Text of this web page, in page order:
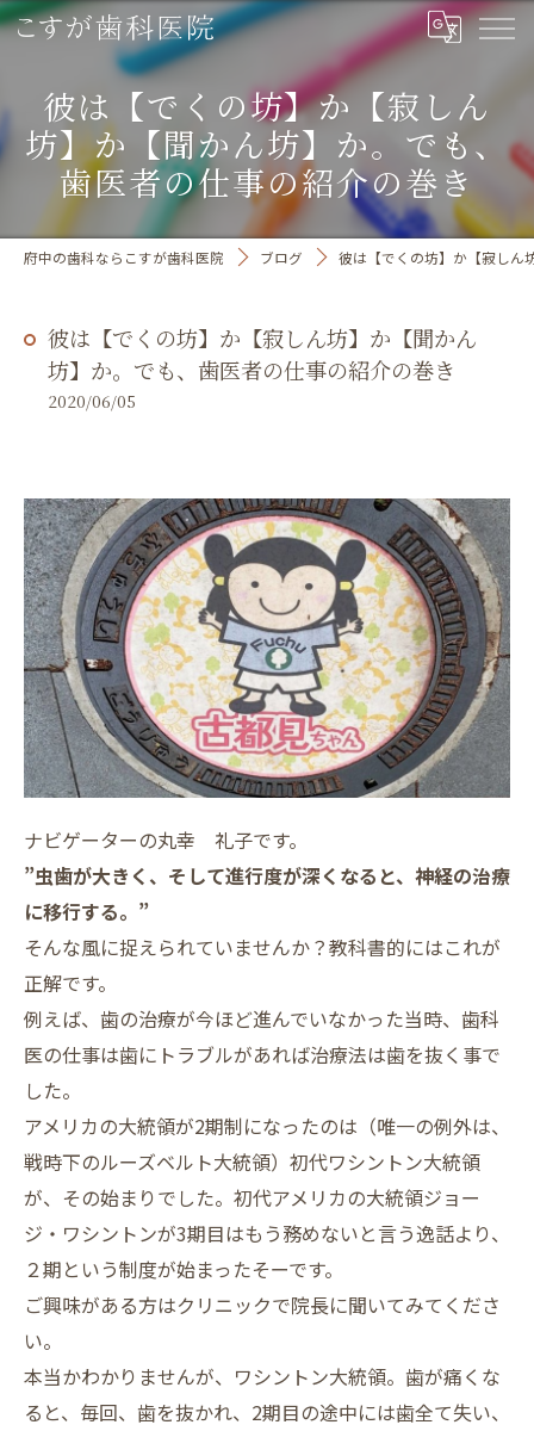
彼は【でくの坊】か【寂しん
坊】か【聞かん坊】か。でも、
歯医者の仕事の紹介の巻き
府中の歯科ならこすが歯科医院 ブログ 彼は【でくの坊】か【寂しん
彼は【でくの坊】か【寂しん坊】か【聞かん
坊】か。でも、歯医者の仕事の紹介の巻き
2020/06/05
ナビゲーターの丸幸 礼子です。
”虫歯が大きく、そして進行度が深くなると、神経の治療
に移行する。”
そんな風に捉えられていませんか？教科書的にはこれが
正解です。
例えば、歯の治療が今ほど進んでいなかった当時、歯科
医の仕事は歯にトラブルがあれば治療法は歯を抜く事で
した。
アメリカの大統領が2期制になったのは（唯一の例外は、
戦時下のルーズベルト大統領）初代ワシントン大統領
が、その始まりでした。初代アメリカの大統領ジョー
ジ・ワシントンが3期目はもう務めないと言う逸話より、
２期という制度が始まったそーです。
ご興味がある方はクリニックで院長に聞いてみてくださ
い。
本当かわかりませんが、ワシントン大統領。歯が痛くな
ると、毎回、歯を抜かれ、2期目の途中には歯全て失い、